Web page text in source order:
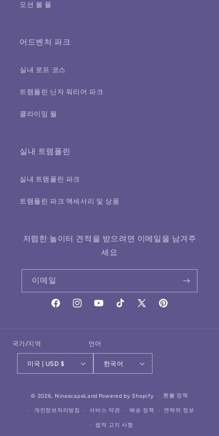
오션 볼 풀
어드벤처 파크
실내 로프 코스
트램폴린 닌자 워리어 파크
클라이밍 월
실내 트램폴린
실내 트램폴린 파크
트램폴린 파크 액세서리 및 상품
저렴한 놀이터 견적을 받으려면 이메일을 남겨주
세요
이메일
FacebookInstagramYouTubeTikTok X(Twitter)Pinterest
국가/지역
미국 | USD $
언어
한국어
제
방
법
© 2026, NinescapeLand Powered by Shopify 환불 정책
개인정보처리방침 서비스 약관 배송 정책 연락처 정보
법적 고지 사항